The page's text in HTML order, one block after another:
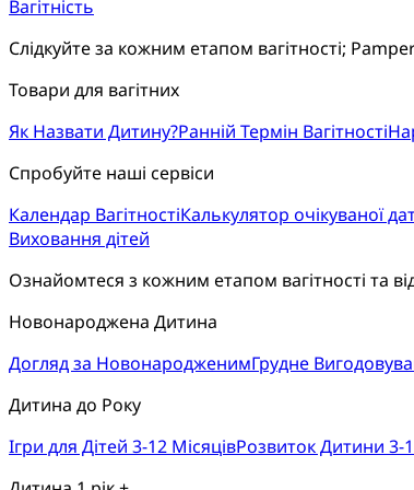
Вагітність
Слідкуйте за кожним етапом вагітності;
Товари для вагітних
Як Назвати Дитину?Ранній Термін Вагітності
Спробуйте наші сервіси
Календар ВагітностіКалькулятор очікуваної
Виховання дітей
Ознайомтеся з кожним етапом вагітності та
Новонароджена Дитина
Догляд за НовонародженимГрудне
Дитина до Року
Ігри для Дітей 3-12 МісяцівРозвиток Дитини 3-